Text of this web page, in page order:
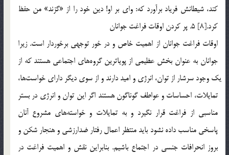
كند، ‌شيطانش فرياد برآورد كه: واي بر او! دين خود را از «گزند» من حفظ
كرد.[8] 5. پر كردن اوقات فراغت جوانان
اوقات فراغت جوانان از اهميت خاص و در خور توجهي برخوردار است. زيرا
جوانان به عنوان بخش عظيمي از پوياترين گروه‎هاي اجتماعي هستند كه از
يك وجود سرشار از توان، انرژي و اميد دارند و از سوي ديگر داراي خواست‎ها،
تمايلات، احساسات و عواطف گوناگون هستند اگر اين توان و انرژي در بستر
مناسبي از فراغت قرار نگيرد و به تمايلات و خواسته‎هاي مشروع آنان
پاسخي مناسب داده نشود بايد منتظر اعمال رفتار ضدارزشي و هنجار شكن و
بروز انحرافات جنسي در اجتماع باشيم. بنابراين نقش و اهميت فراغت در